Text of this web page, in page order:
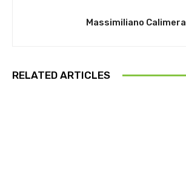
Massimiliano Calimera
RELATED ARTICLES